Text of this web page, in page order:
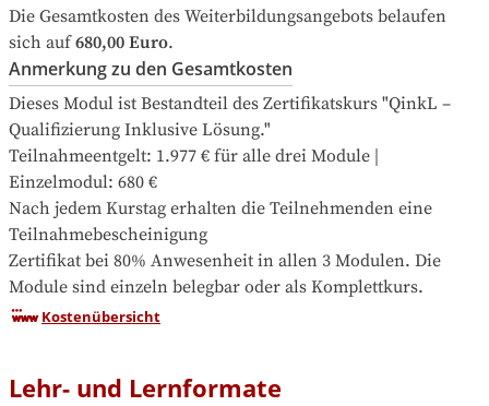
Die Gesamtkosten des Weiterbildungsangebots belaufen
sich auf 680,00 Euro.
Anmerkung zu den Gesamtkosten
Dieses Modul ist Bestandteil des Zertifikatskurs "QinkL –
Qualifizierung Inklusive Lösung."
Teilnahmeentgelt: 1.977 € für alle drei Module |
Einzelmodul: 680 €
Nach jedem Kurstag erhalten die Teilnehmenden eine
Teilnahmebescheinigung
Zertifikat bei 80% Anwesenheit in allen 3 Modulen. Die
Module sind einzeln belegbar oder als Komplettkurs.
Kostenübersicht
Lehr- und Lernformate